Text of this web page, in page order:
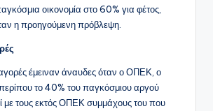
οικονομία στο 60% για φέτος,
η προηγούμενη πρόβλεψη.
έμειναν άναυδες όταν ο ΟΠΕΚ, ο
το 40% του παγκόσμιου αργού
με τους εκτός ΟΠΕΚ συμμάχους του που